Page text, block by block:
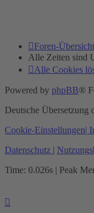
Foren-Übersicht
Alle Zeiten sind
Alle Cookies
Powered by phpBB®
Deutsche Übersetzung
Cookie-Einstellungen|
Datenschutz |
Time: 0.026s | Peak